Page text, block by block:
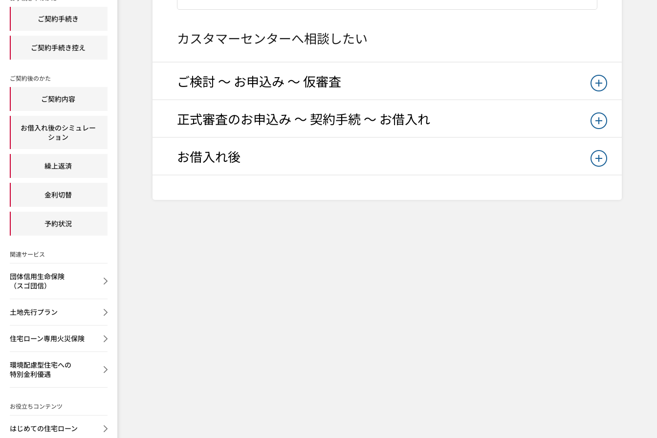
カスタマーセンターへ相談したい
ご検討 ～ お申込み ～ 仮審査
正式審査のお申込み ～ 契約手続 ～ お借入れ
お借入れ後
ご契約手続き
ご契約手続き控え
ご契約後のかた
ご契約内容
お借入れ後のシミュレー
ション
繰上返済
金利切替
予約状況
関連サービス
団体信用生命保険
（スゴ団信）
土地先行プラン
住宅ローン専用火災保険
環境配慮型住宅への
特別金利優遇
お役立ちコンテンツ
はじめての住宅ローン